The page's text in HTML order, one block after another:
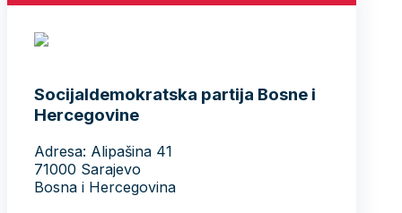
Socijaldemokratska partija Bosne i
Hercegovine
Adresa: Alipašina 41
71000 Sarajevo
Bosna i Hercegovina